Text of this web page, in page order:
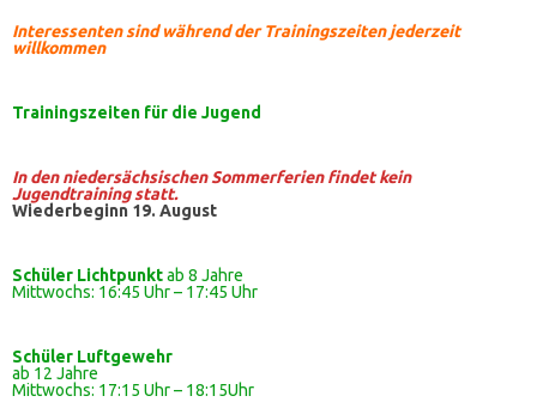
Interessenten sind während der Trainingszeiten jederzeit
willkommen
Trainingszeiten für die Jugend
In den niedersächsischen Sommerferien findet kein
Jugendtraining statt.
Wiederbeginn 19. August
Schüler Lichtpunktab 8 Jahre
Mittwochs: 16:45 Uhr – 17:45 Uhr
Schüler Luftgewehr
ab 12 Jahre
Mittwochs: 17:15 Uhr – 18:15Uhr